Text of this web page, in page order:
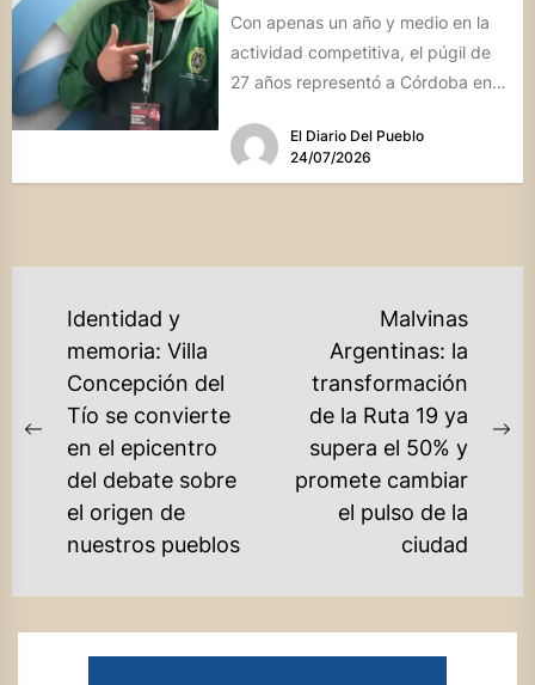
Con apenas un año y medio en la
actividad competitiva, el púgil de
27 años representó a Córdoba en
El Diario Del Pueblo
24/07/2026
NAVEGACIÓN
ENTRADAS
Previous
post:
Identidad y
memoria: Villa
Concepción del
Tío se convierte
en el epicentro
del debate sobre
el origen de
nuestros pueblos
Malvinas
Argentinas: la
transformación
de la Ruta 19 ya
supera el 50% y
promete cambiar
el pulso de la
ciudad